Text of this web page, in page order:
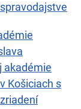
akadémie
Košiciach s